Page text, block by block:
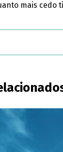
mais cedo